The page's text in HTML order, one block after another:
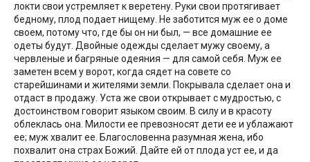
локти свои устремляет к веретену. Руки свои протягивает
бедному, плод подает нищему. Не заботится муж ее о доме
своем, потому что, где бы он ни был, — все домашние ее
одеты будут. Двойные одежды сделает мужу своему, а
червленые и багряные одеяния — для самой себя. Муж ее
заметен всем у ворот, когда сядет на совете со
старейшинами и жителями земли. Покрывала сделает она и
отдаст в продажу. Уста же свои открывает с мудростью, с
достоинством говорит языком своим. В силу и в красоту
облеклась она. Милости ее превозносят дети ее и ублажают
ее; муж хвалит ее. Благословенна разумная жена, ибо
похвалит она страх Божий. Дайте ей от плода уст ее, и да